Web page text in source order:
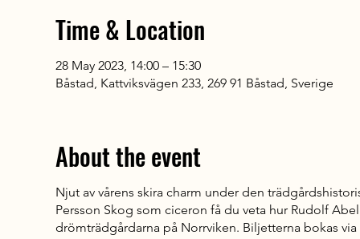
Time & Location
28 May 2023, 14:00 – 15:30
Båstad, Kattviksvägen 233, 269 91 Båstad, Sverige
About the event
Njut av vårens skira charm under den
Persson Skog som ciceron få du veta hur Rudolf
drömträdgårdarna på Norrviken. Biljetterna bokas